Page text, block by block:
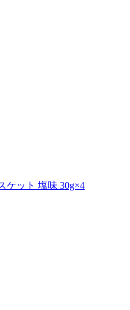
ケット 塩味 30g×4